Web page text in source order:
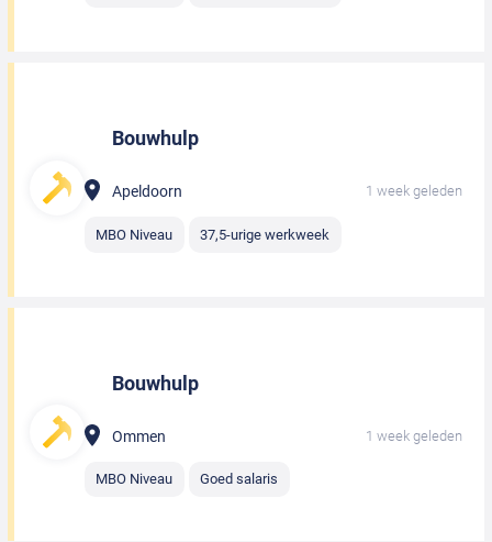
Bouwhulp
Apeldoorn 1 week geleden
MBO Niveau 37,5-urige werkweek
Bouwhulp
Ommen 1 week geleden
MBO Niveau Goed salaris